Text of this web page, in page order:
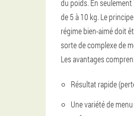
du poids. En
de 5 à 10 kg. Le
régime bien-aimé doit
sorte de complexe de
Les avantages
Résultat rapide
Une variété de